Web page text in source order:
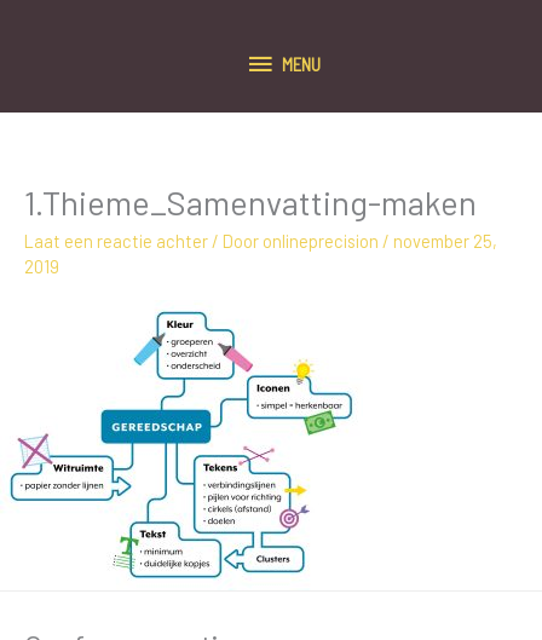
MENU
MENU
1.Thieme_Samenvatting-maken
Laat een reactie achter / Door onlineprecision / november 25,
2019